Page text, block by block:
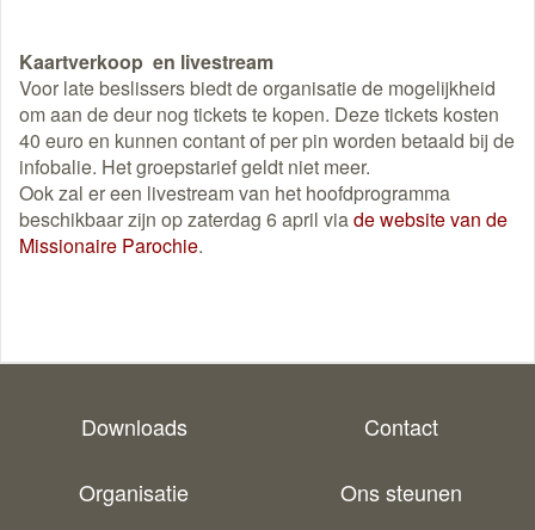
Kaartverkoop en livestream
Voor late beslissers biedt de organisatie de mogelijkheid
om aan de deur nog tickets te kopen. Deze tickets kosten
40 euro en kunnen contant of per pin worden betaald bij de
infobalie. Het groepstarief geldt niet meer.
Ook zal er een livestream van het hoofdprogramma
beschikbaar zijn op zaterdag 6 april viade website van de
Missionaire Parochie.
Downloads Contact
Organisatie Ons steunen